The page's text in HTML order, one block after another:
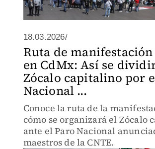
18.03.2026/
Ruta de manifestación
en CdMx: Así se
Zócalo capitalino por
Nacional ...
Conoce la ruta de la
cómo se organizará el Zócalo
ante el Paro Nacional
maestros de la CNTE.